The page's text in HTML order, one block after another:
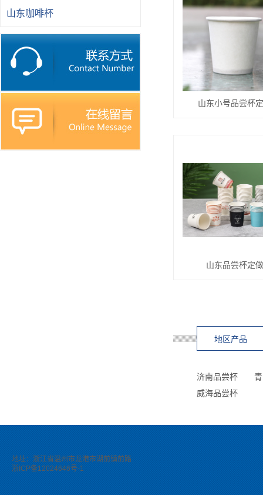
山东咖啡杯
山东小号品尝杯
山东品尝杯定做
地区产品
济南品尝杯
威海品尝杯
地址：浙江省温州市龙港市湖前镇前路
浙ICP备12024646号-1